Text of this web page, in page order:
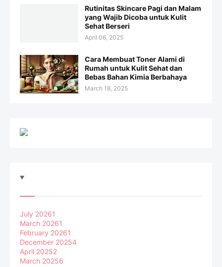
Rutinitas Skincare Pagi dan Malam
yang Wajib Dicoba untuk Kulit
Sehat Berseri
April 06, 2025
Cara Membuat Toner Alami di
Rumah untuk Kulit Sehat dan
Bebas Bahan Kimia Berbahaya
March 18, 2025
July 20261
March 20261
February 20261
December 20254
April 20252
March 20256